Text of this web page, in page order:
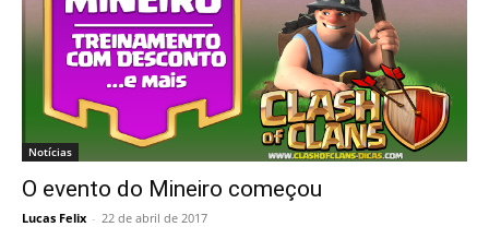
Notícias
O evento do Mineiro começou
Lucas Felix - 22 de abril de 2017